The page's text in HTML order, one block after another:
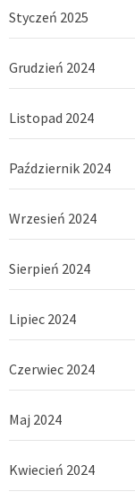
Styczeń 2025
Grudzień 2024
Listopad 2024
Październik 2024
Wrzesień 2024
Sierpień 2024
Lipiec 2024
Czerwiec 2024
Maj 2024
Kwiecień 2024